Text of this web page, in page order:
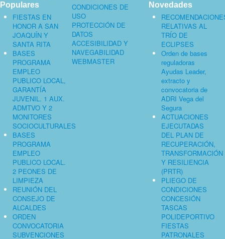
Populares
FIESTAS EN
HONOR A SAN
JOAQUÍN Y
SANTA RITA
BASES
PROGRAMA
EMPLEO
PUBLICO LOCAL,
GARANTÍA
JUVENIL. 1 AUX.
ADMTVO Y 2
MONITORES
SOCIOCULTURALES
BASES
PROGRAMA
EMPLEO
PUBLICO LOCAL.
2 PEONES DE
LIMPIEZA
REUNIÓN DEL
CONSEJO DE
ALCALDES
ORDEN
CONVOCATORIA
SUBVENCIONES
CONDICIONES DE
USO
PROTECCIÓN DE
DATOS
ACCESIBILIDAD Y
NAVEGABILIDAD
WEBMASTER
Novedades
RELATIVAS AL
TRÍO DE
ECLIPSES
Orden de bases
reguladoras
Ayudas Leader,
extracto y
convocatoria de
ADRI Vega del
Segura
ACTUACIONES
EJECUTADAS
DEL PLAN DE
RECUPERACIÓN,
TRANSFORMACIÓN
Y RESILIENCIA
(PRTR)
PLIEGO DE
CONDICIONES
CONCESIÓN
TASCAS
POLIDEPORTIVO
FIESTAS
PATRONALES